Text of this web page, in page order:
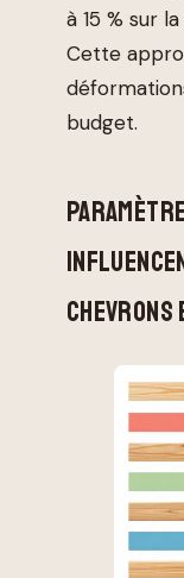
à 15 % sur
Cette
budget.
CHEVRONS